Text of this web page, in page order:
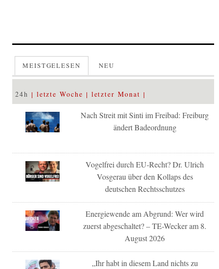
MEISTGELESEN NEU
24h letzte Woche letzter Monat
Nach Streit mit Sinti im Freibad: Freiburg
ändert Badeordnung
Vogelfrei durch EU-Recht? Dr. Ulrich
Vosgerau über den Kollaps des
deutschen Rechtsschutzes
Energiewende am Abgrund: Wer wird
zuerst abgeschaltet? – TE-Wecker am 8.
August 2026
„Ihr habt in diesem Land nichts zu